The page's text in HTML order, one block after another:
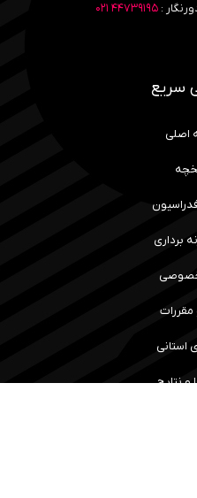
:۴۴۷۳۹۱۹۵ ۰۲۱
سریع
اصلی
فدراسیون
برداری
مقررات
استانی
و نتایج